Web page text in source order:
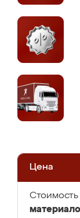
Цена
Стоимость